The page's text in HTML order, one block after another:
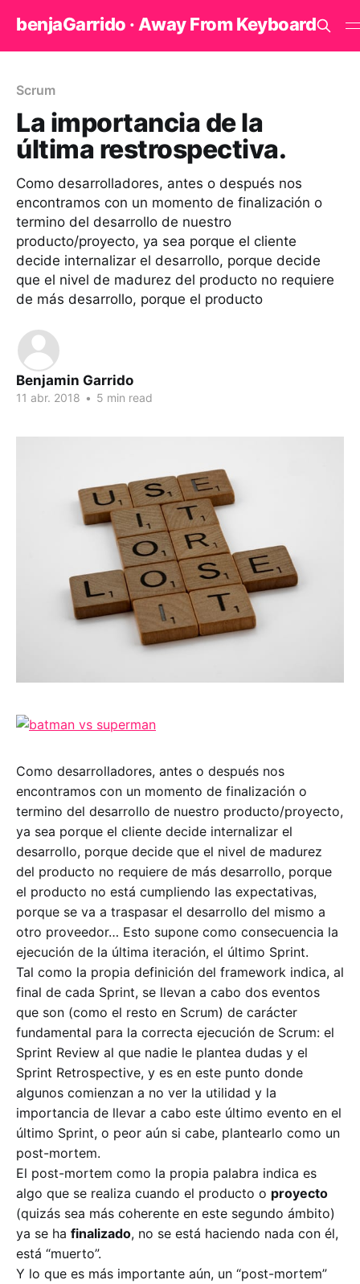
benjaGarrido · Away From Keyboard
Scrum
La importancia de la
última restrospectiva.
Como desarrolladores, antes o después nos
encontramos con un momento de finalización o
termino del desarrollo de nuestro
producto/proyecto, ya sea porque el cliente
decide internalizar el desarrollo, porque decide
que el nivel de madurez del producto no requiere
de más desarrollo, porque el producto
Benjamin Garrido
11 abr. 2018 • 5 min read
Como desarrolladores, antes o después nos
encontramos con un momento de finalización o
termino del desarrollo de nuestro producto/proyecto,
ya sea porque el cliente decide internalizar el
desarrollo, porque decide que el nivel de madurez
del producto no requiere de más desarrollo, porque
el producto no está cumpliendo las expectativas,
porque se va a traspasar el desarrollo del mismo a
otro proveedor… Esto supone como consecuencia la
ejecución de la última iteración, el último Sprint.
Tal como la propia definición del framework indica, al
final de cada Sprint, se llevan a cabo dos eventos
que son (como el resto en Scrum) de carácter
fundamental para la correcta ejecución de Scrum: el
Sprint Review al que nadie le plantea dudas y el
Sprint Retrospective, y es en este punto donde
algunos comienzan a no ver la utilidad y la
importancia de llevar a cabo este último evento en el
último Sprint, o peor aún si cabe, plantearlo como un
post-mortem.
El post-mortem como la propia palabra indica es
algo que se realiza cuando el producto o proyecto
(quizás sea más coherente en este segundo ámbito)
ya se ha finalizado, no se está haciendo nada con él,
está “muerto”.
Y lo que es más importante aún, un “post-mortem”